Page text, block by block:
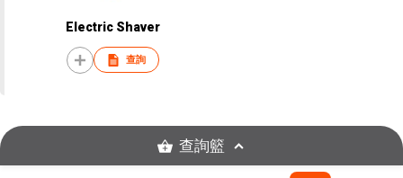
Electric Shaver
查詢
查詢籃